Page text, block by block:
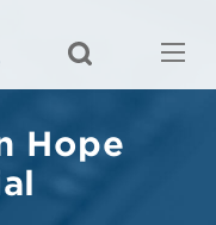
Hope